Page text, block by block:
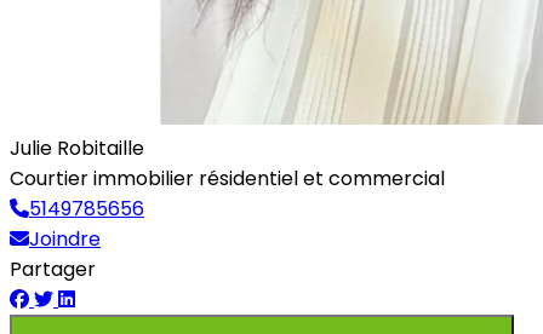
Julie Robitaille
Courtier immobilier résidentiel et commercial
5149785656
Joindre
Partager